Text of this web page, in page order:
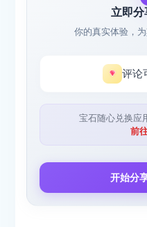
立即
你的真实体验，
评论
宝石随心兑换应
前
开始分